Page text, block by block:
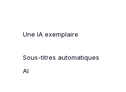
Une IA exemplaire
Sous-titres automatiques
AI